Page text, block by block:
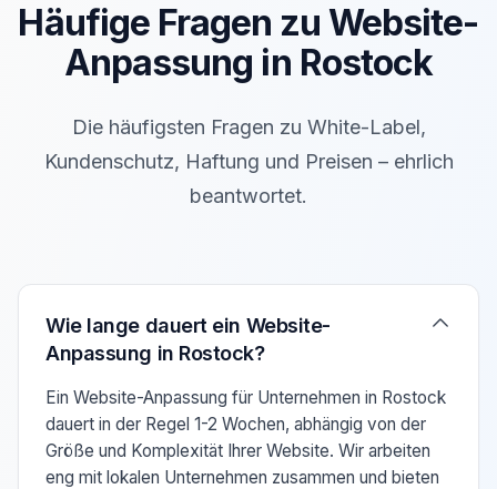
Häufige Fragen zu Website-
Anpassung in Rostock
Die häufigsten Fragen zu White-Label,
Kundenschutz, Haftung und Preisen – ehrlich
beantwortet.
Verwenden Sie die Pfeiltasten Auf/Ab um zwischen
Wie lange dauert ein Website-
Anpassung in Rostock?
Ein Website-Anpassung für Unternehmen in Rostock
dauert in der Regel 1-2 Wochen, abhängig von der
Größe und Komplexität Ihrer Website. Wir arbeiten
eng mit lokalen Unternehmen zusammen und bieten